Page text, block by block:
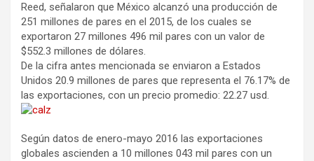
Reed, señalaron que México alcanzó una producción de
251 millones de pares en el 2015, de los cuales se
exportaron 27 millones 496 mil pares con un valor de
$552.3 millones de dólares.
De la cifra antes mencionada se enviaron a Estados
Unidos 20.9 millones de pares que representa el 76.17% de
las exportaciones, con un precio promedio: 22.27 usd.
Según datos de enero-mayo 2016 las exportaciones
globales ascienden a 10 millones 043 mil pares con un